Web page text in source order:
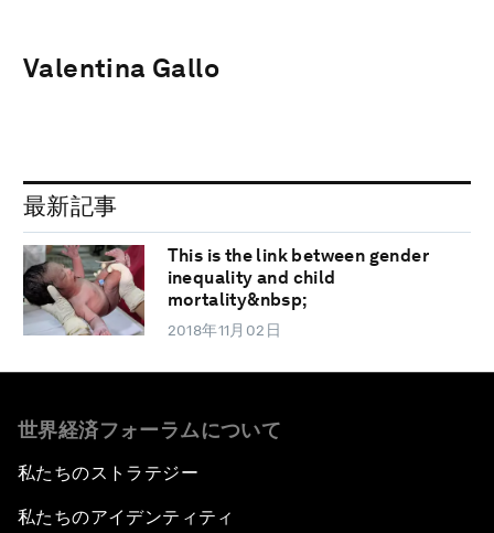
Valentina Gallo
最新記事
This is the link between gender
inequality and child
mortality&nbsp;
2018年11月02日
世界経済フォーラムについて
私たちのストラテジー
私たちのアイデンティティ